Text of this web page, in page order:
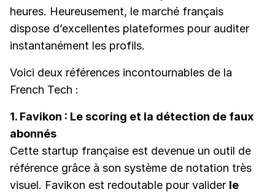
heures. Heureusement, le marché français
dispose d’excellentes plateformes pour auditer
instantanément les profils.
Voici deux références incontournables de la
French Tech :
1. Favikon : Le scoring et la détection de faux
abonnés
Cette startup française est devenue un outil de
référence grâce à son système de notation très
visuel. Favikon est redoutable pour valider le